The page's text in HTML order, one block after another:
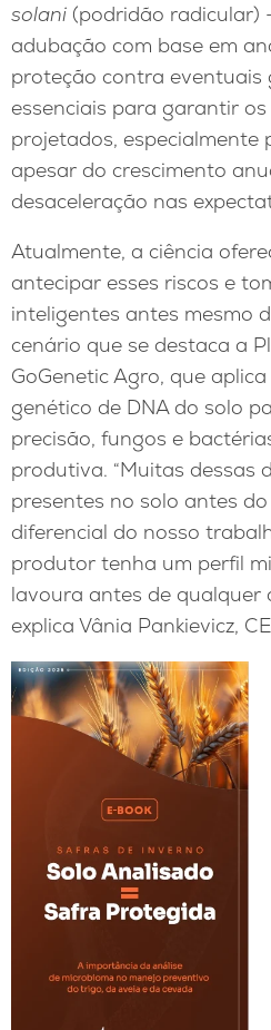
solani (podridão radicular)
adubação com base em
proteção contra eventuais
essenciais para garantir
projetados, especialmente
apesar do crescimento
desaceleração nas
Atualmente, a ciência
antecipar esses riscos e
inteligentes antes mesmo
cenário que se destaca a
GoGenetic Agro, que
genético de DNA do solo
precisão, fungos e
produtiva. “Muitas dessas
presentes no solo antes
diferencial do nosso
produtor tenha um perfil
lavoura antes de qualquer
explica Vânia Pankievicz,